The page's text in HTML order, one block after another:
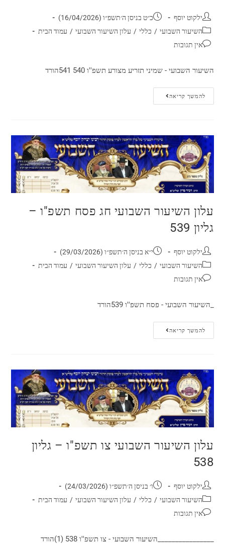
ילקוט יוסף
כ״ט בניסן ה׳תשפ״ו (16/04/2026)
השיעור השבועי / כללי / עלון השיעור השבועי / עמוד הבית
אין תגובות
השיעור השבועי - שמיני תזריע מצורע תשפ''ו 540 541הורד
להמשך קריאה
עלון השיעור השבועי חג פסח תשפ"ו –
גליון 539
ילקוט יוסף
י״א בניסן ה׳תשפ״ו (29/03/2026)
השיעור השבועי / כללי / עלון השיעור השבועי / עמוד הבית
אין תגובות
_השיעור השבועי - פסח תשפ''ו 539הורד
להמשך קריאה
עלון השיעור השבועי צו תשפ"ו – גליון
538
ילקוט יוסף
ו׳ בניסן ה׳תשפ״ו (24/03/2026)
השיעור השבועי / כללי / עלון השיעור השבועי / עמוד הבית
אין תגובות
________________השיעור השבועי - צו תשפ''ו 538 (1)הורד